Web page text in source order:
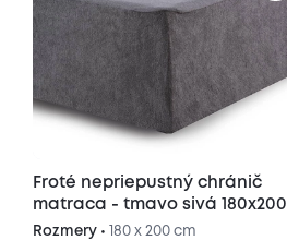
Froté nepriepustný chránič
matraca - tmavo sivá 180x200
cm
Rozmery • 180 x 200 cm